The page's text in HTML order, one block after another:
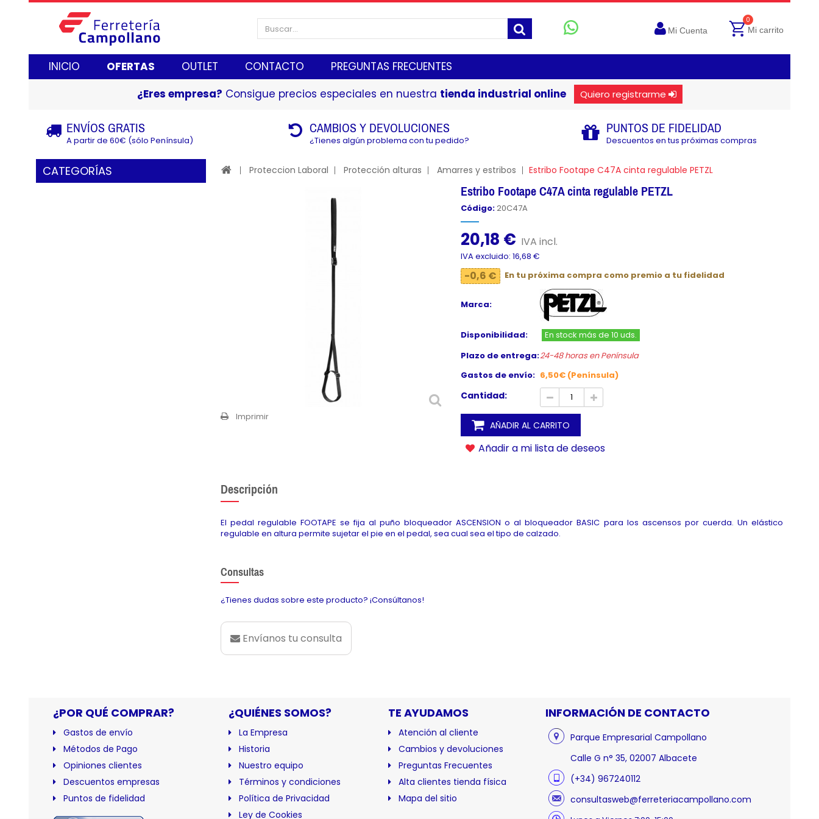
INICIO OFERTAS OUTLET CONTACTO PREGUNTAS FRECUENTES
Mi Cuenta
0
Mi carrito
¿Eres empresa? Consigue precios especiales en nuestra tienda industrial online Quiero registrarme
ENVÍOS GRATIS
A partir de 60€ (sólo Península)
CAMBIOS Y DEVOLUCIONES
¿Tienes algún problema con tu pedido?
PUNTOS DE FIDELIDAD
Descuentos en tus próximas compras
CATEGORÍAS Proteccion Laboral Protección alturas Amarres y estribos Estribo Footape C47A cinta regulable PETZL
Imprimir
Estribo Footape C47A cinta regulable PETZL
Código:20C47A
20,18 € IVA incl.
IVA excluido: 16,68 €
-0,6 € En tu próxima compra como premio a tu fidelidad
Marca:
Disponibilidad:
En stock más de 10 uds.
Plazo de entrega:24-48 horas en Península
Gastos de envío: 6,50€ (Península)
Cantidad:
AÑADIR AL CARRITO
Añadir a mi lista de deseos
Descripción
El pedal regulable FOOTAPE se fija al puño bloqueador ASCENSION o al bloqueador BASIC para los ascensos por cuerda. Un elástico
regulable en altura permite sujetar el pie en el pedal, sea cual sea el tipo de calzado.
Consultas
¿Tienes dudas sobre este producto? ¡Consúltanos!
Envíanos tu consulta
¿POR QUÉ COMPRAR?
Gastos de envío
Métodos de Pago
Opiniones clientes
Descuentos empresas
Puntos de fidelidad
¿QUIÉNES SOMOS?
La Empresa
Historia
Nuestro equipo
Términos y condiciones
Política de Privacidad
Ley de Cookies
TE AYUDAMOS
Atención al cliente
Cambios y devoluciones
Preguntas Frecuentes
Alta clientes tienda física
Mapa del sitio
INFORMACIÓN DE CONTACTO
Parque Empresarial Campollano
Calle G n° 35, 02007 Albacete
(+34) 967240112
consultasweb@ferreteriacampollano.com